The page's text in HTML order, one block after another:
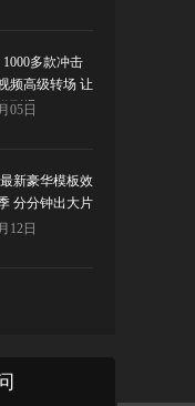
1000多款冲击
频高级转场 让
到爆！
05日
最新豪华模板效
分分钟出大片
12日